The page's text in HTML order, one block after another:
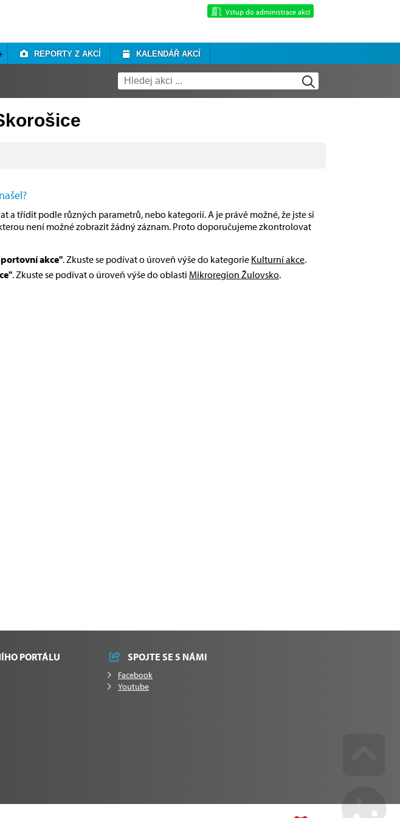
Vstup do administrace akcí
REPORTY Z AKCÍ KALENDÁŘ AKCÍ
a třídit podle různých parametrů, nebo kategorií. A je právě možné, že jste si
není možné zobrazit žádný záznam. Proto doporučujeme zkontrolovat
akce". Zkuste se podívat o úroveň výše do kategorie Kulturní akce.
. Zkuste se podívat o úroveň výše do oblasti Mikroregion Žulovsko.
PORTÁLU SPOJTE SE S NÁMI
Facebook
Youtube